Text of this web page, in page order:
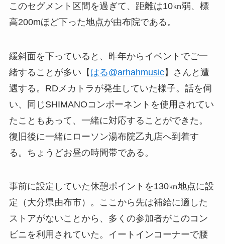
このセグメント区間を過ぎて、距離は10㎞弱、標
高200mほど下った地点が由布院である。
緩斜面を下っていると、昨年からイベントでご一
緒することが多い【 はる@arhahmusic】さんと遭
遇する。RDメカトラが発生していた様子。話を伺
い、同じSHIMANOコンポーネントを使用されてい
たこともあって、一緒に対応することができた。
復旧後に一緒にローソン湯布院乙丸店へ到着す
る。ちょうどお昼の時間帯である。
事前に設定していた休憩ポイントを130㎞地点に設
定（大分県由布市）。ここから先は補給に適した
ストアがないことから、多くの参加者がこのコン
ビニを利用されていた。イートインコーナーで腰